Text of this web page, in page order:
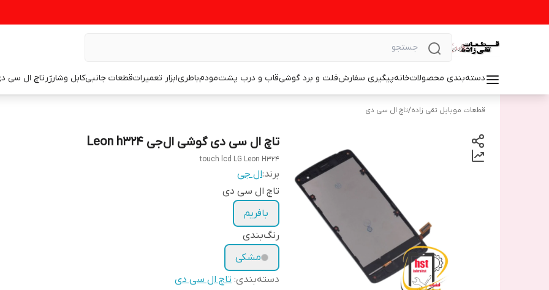
دسته‌بندی محصولاتخانهپیگیری سفارشفلت و برد گوشیقاب و درب پشتمودمباطریابزار تعمیراتقطعات جانبیکابل وشارژرتاچ ال سی
قطعات موبایل تقی زاده/تاچ ال سی دی
تاچ ال سی دی گوشی ال‌جی Leon h324
touch lcd LG Leon H324
برند:ال جی
تاچ ال سی دی
بافریم
رنگ‌بندی
مشکی
دسته‌بندی: تاچ ال سی دی